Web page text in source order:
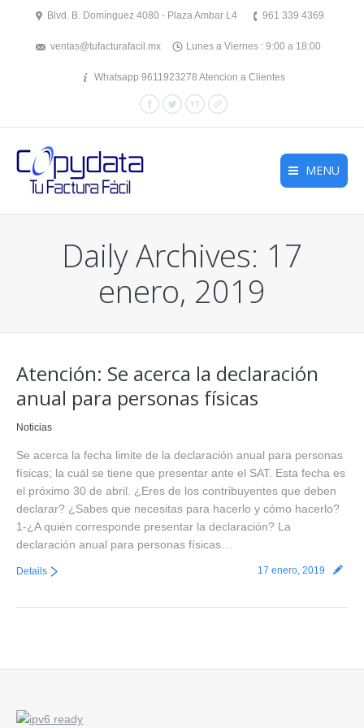
Blvd. B. Domínguez 4080 - Plaza Ambar L4 961 339 4369
ventas@tufacturafacil.mx Lunes a Viernes : 9:00 a 18:00
Whatsapp 9611923278 Atencion a Clientes
Facebook
TwitterYouTubeWebsite
MENU
Daily Archives: 17
enero, 2019
Atención: Se acerca la declaración
anual para personas físicas
Noticias
Se acerca la fecha limite de la declaración anual para personas
físicas; la cuál se tiene que presentar ante el SAT. Esta fecha es
el próximo 30 de abril. ¿Eres de los contribuyentes que deben
declarar? ¿Sabes que necesitas para hacerlo y cómo hacerlo?
1-¿A quién corresponde presentar la declaración? La
declaración anual para personas físicas…
17 enero, 2019
Details